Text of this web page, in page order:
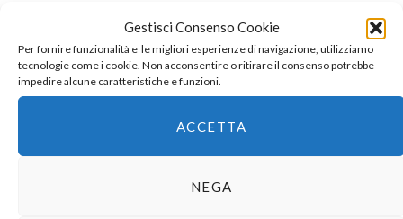
Gestisci Consenso Cookie
Per fornire funzionalità e le migliori esperienze di navigazione, utilizziamo
tecnologie come i cookie. Non acconsentire o ritirare il consenso potrebbe
impedire alcune caratteristiche e funzioni.
ACCETTA
NEGA